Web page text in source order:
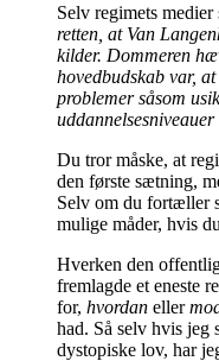
Selv regimets medier
retten, at Van
kilder. Dommeren
hovedbudskab var,
problemer såsom
Du tror måske, at
den første sætning,
Selv om du fortæller
mulige måder, hvis
Hverken den
fremlagde et eneste
for, hvordan eller
had. Så selv hvis jeg
dystopiske lov, har